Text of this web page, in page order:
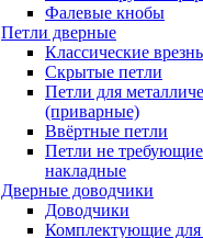
Фалевые кнобы
Петли дверные
Классические
Скрытые петли
Петли для
(приварные)
Ввёртные петли
Петли не
накладные
Дверные доводчики
Доводчики
Комплектующие для